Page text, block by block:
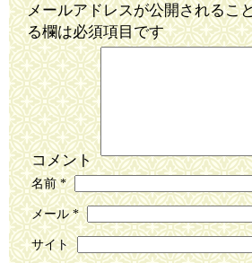
メールアドレスが公開されるこ
る欄は必須項目です
コメント
名前*
メール*
サイト